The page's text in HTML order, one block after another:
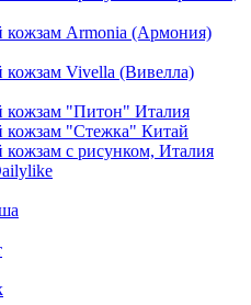
кожзам Armonia (Армония)
кожзам Vivella (Вивелла)
кожзам "Питон" Италия
кожзам "Стежка" Китай
с рисунком, Италия